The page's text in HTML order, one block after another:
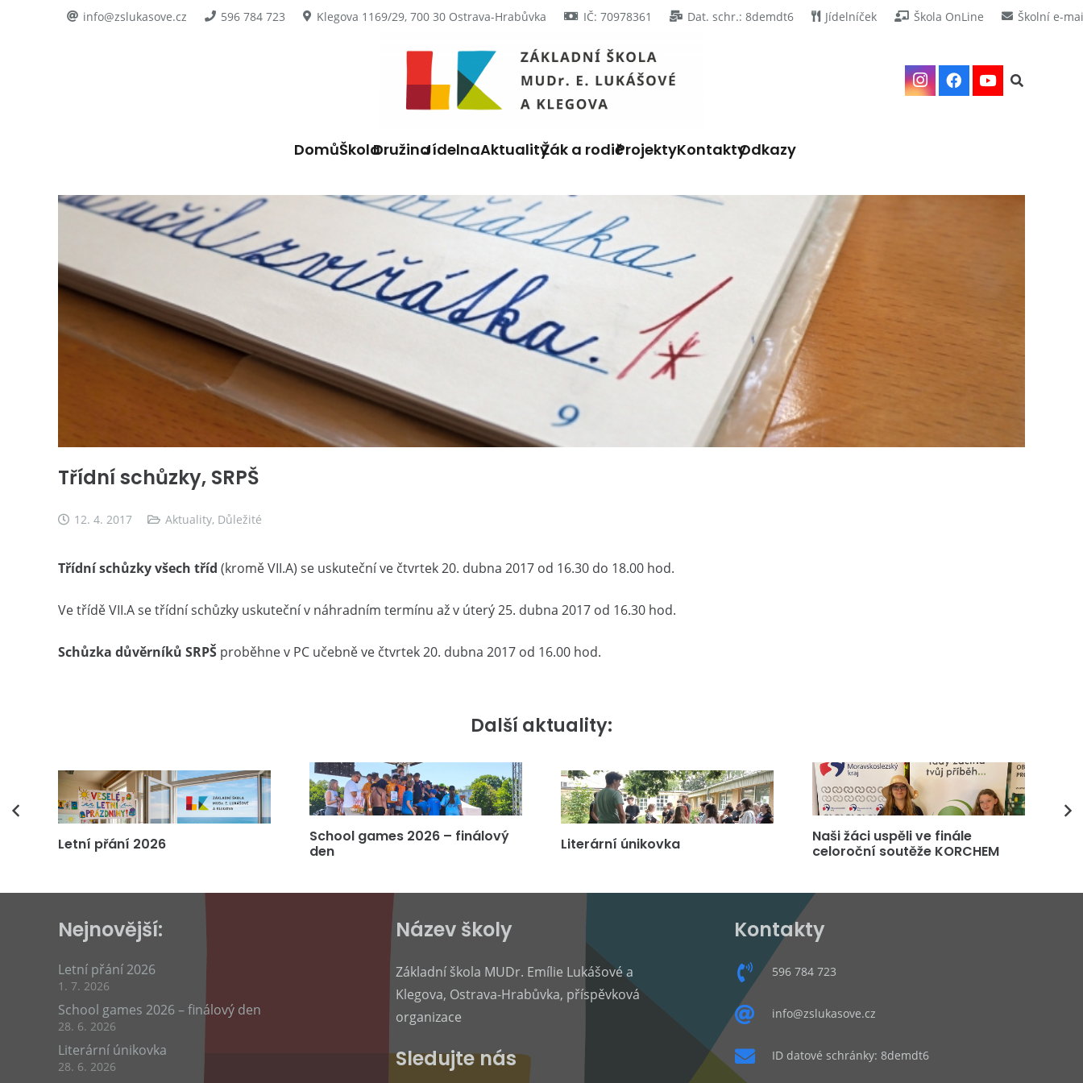
info@zslukasove.cz 596 784 723 Klegova 1169/29, 700 30 Ostrava-Hrabůvka IČ: 70978361 Dat. schr.: 8demdt6 Jídelníček Škola OnLine Školní e-
DomůŠkolaDružinaJídelnaAktualityŽák a rodičProjektyKontaktyOdkazy
Třídní schůzky, SRPŠ
12. 4. 2017 Aktuality, Důležité
Třídní schůzky všech tříd (kromě VII.A) se uskuteční ve čtvrtek 20. dubna 2017 od 16.30 do 18.00 hod.
Ve třídě VII.A se třídní schůzky uskuteční v náhradním termínu až v úterý 25. dubna 2017 od 16.30 hod.
Schůzka důvěrníků SRPŠ proběhne v PC učebně ve čtvrtek 20. dubna 2017 od 16.00 hod.
Další aktuality:
Letní přání 2026
School games 2026 – finálový
den
Literární únikovka
Naši žáci uspěli ve finále
celoroční soutěže KORCHEM
Nejnovější:
Letní přání 2026
1. 7. 2026
School games 2026 – finálový den
28. 6. 2026
Literární únikovka
28. 6. 2026
Název školy
Základní škola MUDr. Emílie Lukášové a
Klegova, Ostrava-Hrabůvka, příspěvková
organizace
Sledujte nás
Kontakty
596 784 723
info@zslukasove.cz
ID datové schránky: 8demdt6